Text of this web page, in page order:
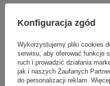
Zadaj pytanie a my odpowiemy
najciekawsze pytania i
dla innych.
Konfiguracja zgód
Wykorzystujemy pliki cookies
serwisu, aby oferować funkcje
ruch i prowadzić działania
jak i naszych Zaufanych
do personalizacji reklam.